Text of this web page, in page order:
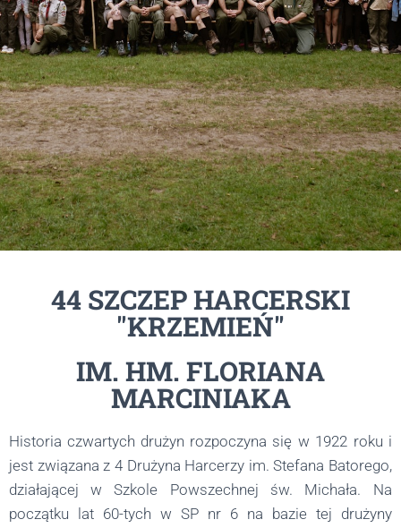
44 SZCZEP HARCERSKI
"KRZEMIEŃ"
IM. HM. FLORIANA
MARCINIAKA
Historia czwartych drużyn rozpoczyna się w 1922 roku i
jest związana z 4 Drużyna Harcerzy im. Stefana Batorego,
działającej w Szkole Powszechnej św. Michała. Na
początku lat 60-tych w SP nr 6 na bazie tej drużyny